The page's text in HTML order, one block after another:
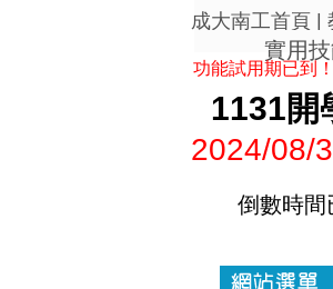
成大南工首頁 |
實用
功能試用期已到！
1131開
2024/08/
倒數時間